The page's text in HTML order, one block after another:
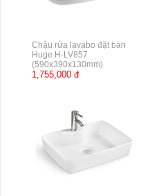
Chậu rửa lavabo đặt bàn
Huge H-LV857
(590x390x130mm)
1,755,000 đ